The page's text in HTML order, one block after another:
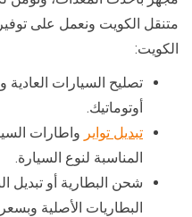
متنقل الكويت ونعمل على
الكويت:
تصليح السيارات العادية
أوتوماتيك.
تبديل تواير واطارات
المناسبة لنوع السيارة.
شحن البطارية أو تبديل
البطاريات الأصلية